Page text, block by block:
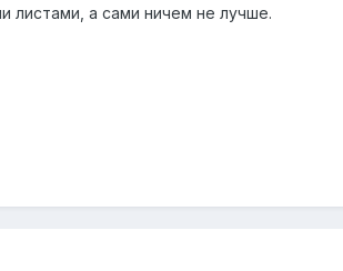
листами, а сами ничем не лучше.